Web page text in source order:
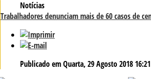
Notícias
Trabalhadores denunciam mais de 60 casos de
Publicado em Quarta, 29 Agosto 2018 16:21